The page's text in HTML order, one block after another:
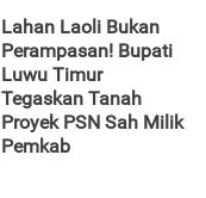
Lahan Laoli Bukan
Perampasan! Bupati
Luwu Timur
Tegaskan Tanah
Proyek PSN Sah Milik
Pemkab